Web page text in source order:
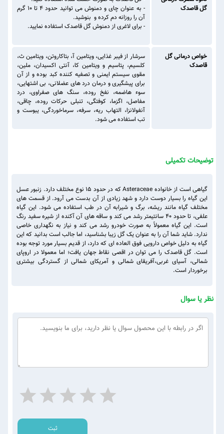
گل قاصدک
- به عنوان چای و دمنوش می ‌توانید حدود ۴ تا ۱۰ گرم
آن را روزانه دم کرده و بنوشید.
- برای لاغری از دمنوش گل قاصدک استفاده نمایید.
خواص درمانی گل
قاصدک
سرشار از فیبر غذایی، ویتامین آ، بتاکاروتن، ویتامین ث،
کلسیم، پتاسیم و ویتامین کا، آنتی اکسیدان، ملین،
مقوی سیستم ایمنی و تصفیه کننده کبد بوده و از آن
برای پیشگیری و درمان درد های عضلانی، بی اشتهایی،
سوء هاضمه، نفخ روده، سنگ های صفراوی، درد
مفاصل، اگزما، کوفتگی، تنبلی حرکات روده، چاقی،
آنفولانزا، التهاب ریه، سرفه، سرماخوردگی، یبوست و
تب استفاده می شود.
توضیحات تکمیلی
گیاهی است از خانواده Asteraceae که در حدود 15 نوع مختلف دارد. زنبور عسل
این گیاه را بسیار دوست دارد و شهد زیادی از آن بدست می آرود. از قسمت های
مختلف گیاه مانند ریشه، برگ و شیرابه آن در طب استفاده می شود. این گیاه
علفی، تا حدود ۴۰ سانتیمتر رشد می‌ کند و ساقه ‌های آن آکنده از شیره سفید رنگ
است. این گیاه معمولاً به صورت خودرو رشد می ‌کند و نیاز به نگهداری خاصی
ندارد. شاید شما آن را به عنوان یک گل زیبا بشناسید، اما جالب است بدانید که این
گیاه به دلیل خواص دارویی فوق ‌العاده ای که دارد، از قدیم بسیار مورد توجه بوده
است. گل قاصدک را می‌ توان در اقصی نقاط جهان یافت؛ اما معمولا در اروپای
شمالی، آسیای غربی،آفریقای شمالی و آمریکای شمالی از گستردگی بیشتری
برخوردار است.
نظر یا سوال
ثبت